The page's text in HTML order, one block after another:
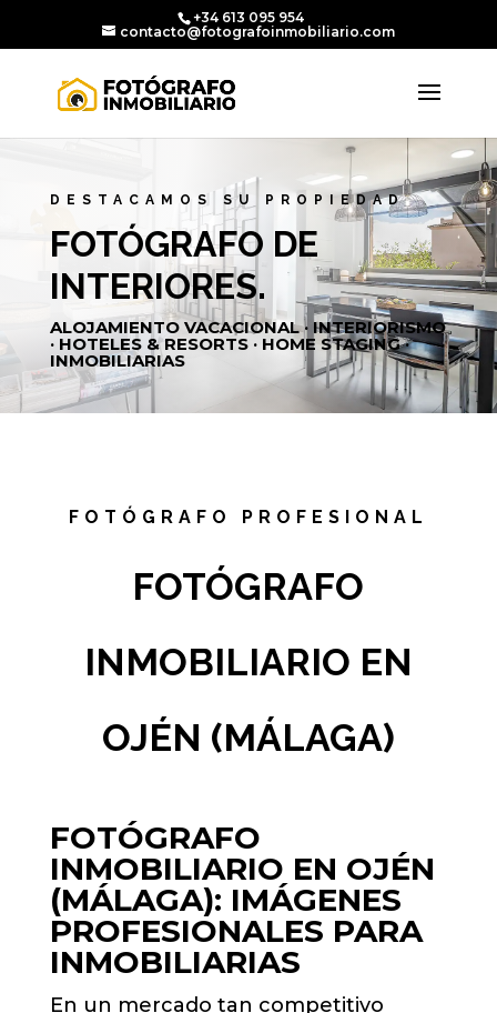
+34 613 095 954
contacto@fotografoinmobiliario.com
DESTACAMOS SU PROPIEDAD
FOTÓGRAFO DE
INTERIORES.
ALOJAMIENTO VACACIONAL · INTERIORISMO
· HOTELES & RESORTS · HOME STAGING ·
INMOBILIARIAS
FOTÓGRAFO PROFESIONAL
FOTÓGRAFO
INMOBILIARIO EN
OJÉN (MÁLAGA)
FOTÓGRAFO
INMOBILIARIO EN OJÉN
(MÁLAGA): IMÁGENES
PROFESIONALES PARA
INMOBILIARIAS
En un mercado tan competitivo